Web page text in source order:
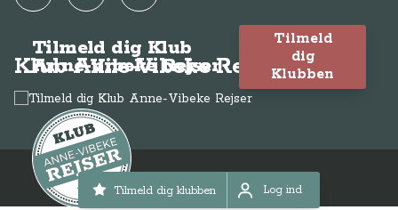
Tilmeld dig klubben Log ind
Log ind
Klub Anne-Vibeke Rejser
Tilmeld dig Klub
Anne-Vibeke Rejser
Tilmeld
dig
Klubben
© Anne-Vibeke Rejser2026